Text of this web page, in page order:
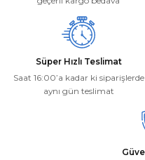
Süper Hızlı Teslimat
Saat 16:00’a kadar ki siparişlerde
aynı gün teslimat